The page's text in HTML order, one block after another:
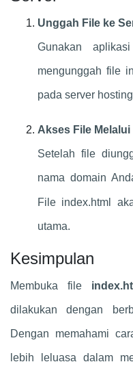
Unggah File ke
Gunakan
mengunggah file
pada server
Akses File
Setelah file
nama domain
File index.html
utama.
Kesimpulan
Membuka file
dilakukan dengan
Dengan memahami
lebih leluasa dalam